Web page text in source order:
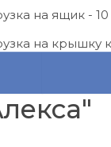
на ящик - 10
на крышку